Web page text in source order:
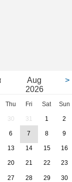
Aug
2026
>
Thu Fri Sat Sun
30 31 1 2
6 7 8 9
13 14 15 16
20 21 22 23
27 28 29 30